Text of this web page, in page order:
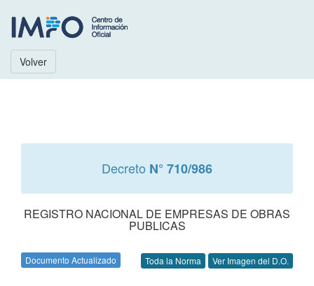
Volver
Decreto N° 710/986
REGISTRO NACIONAL DE EMPRESAS DE OBRAS
PUBLICAS
Documento Actualizado Toda la Norma Ver Imagen del D.O.